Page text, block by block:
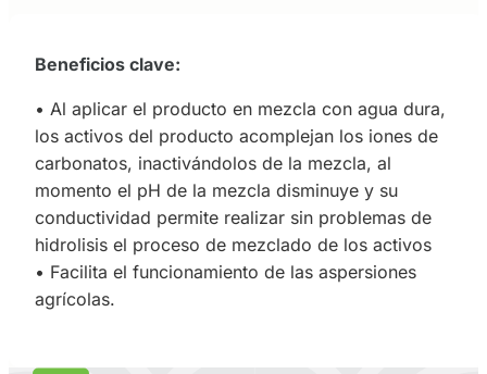
Beneficios clave:
• Al aplicar el producto en mezcla con agua dura,
los activos del producto acomplejan los iones de
carbonatos, inactivándolos de la mezcla, al
momento el pH de la mezcla disminuye y su
conductividad permite realizar sin problemas de
hidrolisis el proceso de mezclado de los activos
• Facilita el funcionamiento de las aspersiones
agrícolas.